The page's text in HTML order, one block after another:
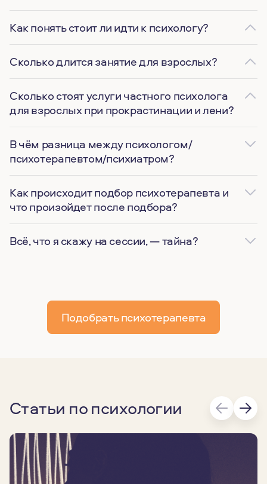
Как понять стоит ли идти к психологу?
Сколько длится занятие для взрослых?
Сколько стоят услуги частного психолога
для взрослых при прокрастинации и лени?
В чём разница между психологом/
психотерапевтом/психиатром?
Как происходит подбор психотерапевта и
что произойдет после подбора?
Всё, что я скажу на сессии, — тайна?
Подобрать психотерапевта
Статьи по психологии